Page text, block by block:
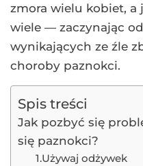
zmora wielu kobiet, a
wiele — zaczynając
wynikających ze źle
choroby paznokci.
Spis treści
Jak pozbyć się
się paznokci?
1.Używaj odżywek